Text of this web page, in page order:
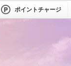
ポイントチャージ